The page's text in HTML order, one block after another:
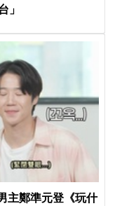
」
主鄭準元登《玩什